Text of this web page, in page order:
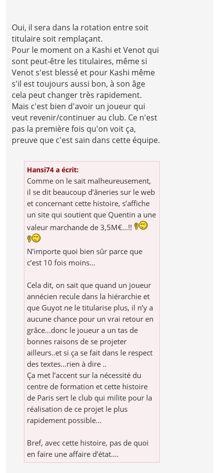
Oui, il sera dans la rotation entre soit
titulaire soit remplaçant.
Pour le moment on a Kashi et Venot qui
sont peut-être les titulaires, même si
Venot s'est blessé et pour Kashi même
s'il est toujours aussi bon, à son âge
cela peut changer très rapidement.
Mais c'est bien d'avoir un joueur qui
veut revenir/continuer au club. Ce n'est
pas la première fois qu'on voit ça,
preuve que c'est sain dans cette équipe.
Hansi74 a écrit:
Comme on le sait malheureusement,
il se dit beaucoup d’âneries sur le web
et concernant cette histoire, s’affiche
un site qui soutient que Quentin a une
valeur marchande de 3,5M€…!!
N’importe quoi bien sûr parce que
c’est 10 fois moins…
Cela dit, on sait que quand un joueur
annécien recule dans la hiérarchie et
que Guyot ne le titularise plus, il n’y a
aucune chance pour un vrai retour en
grâce…donc le joueur a un tas de
bonnes raisons de se projeter
ailleurs..et si ça se fait dans le respect
des textes…rien à dire ..
Ça met l’accent sur la nécessité du
centre de formation et cette histoire
de Paris sert le club qui milite pour la
réalisation de ce projet le plus
rapidement possible…
Bref, avec cette histoire, pas de quoi
en faire une affaire d’état….